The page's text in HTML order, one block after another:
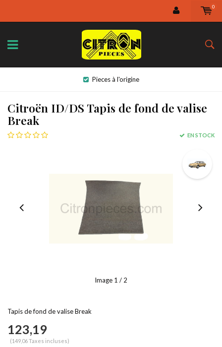
0
Pieces à l'origine
Citroën ID/DS Tapis de fond de valise
Break
EN STOCK
Image 1 / 2
Tapis de fond de valise Break
123,19
(149,06 Taxes incluses)